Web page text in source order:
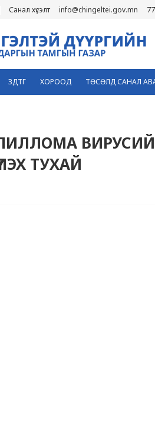
Санал хүсэлт info@chingeltei.gov.mn
ЗДТГ ХОРООД ТӨСӨЛД САНАЛ
ТУХАЙ